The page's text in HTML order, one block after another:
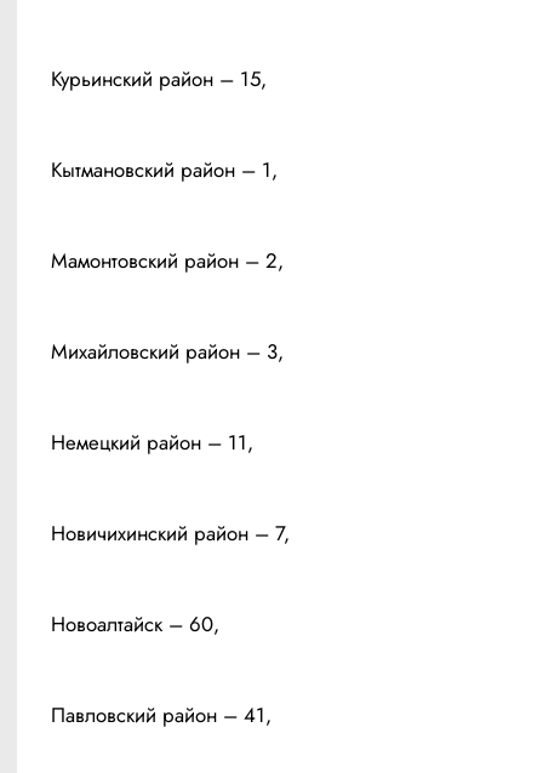
Курьинский район – 15,
Кытмановский район – 1,
Мамонтовский район – 2,
Михайловский район – 3,
Немецкий район – 11,
Новичихинский район – 7,
Новоалтайск – 60,
Павловский район – 41,